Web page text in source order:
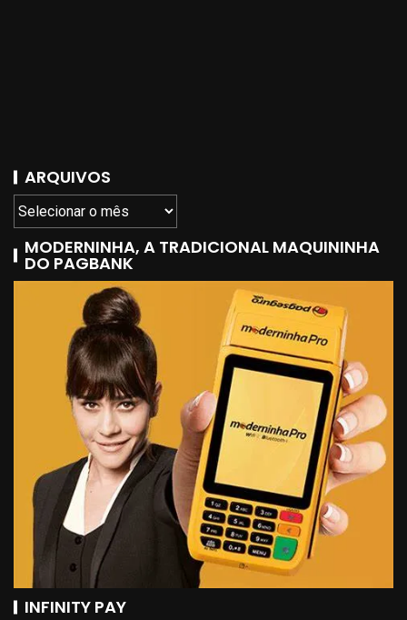
ARQUIVOS
MODERNINHA, A TRADICIONAL MAQUININHA
DO PAGBANK
INFINITY PAY